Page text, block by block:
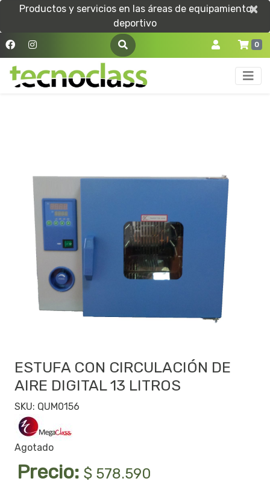
Productos y servicios en las áreas de equipamiento
deportivo
×
×
0
ESTUFA CON CIRCULACIÓN DE
AIRE DIGITAL 13 LITROS
SKU: QUM0156
Agotado
Precio: $ 578.590